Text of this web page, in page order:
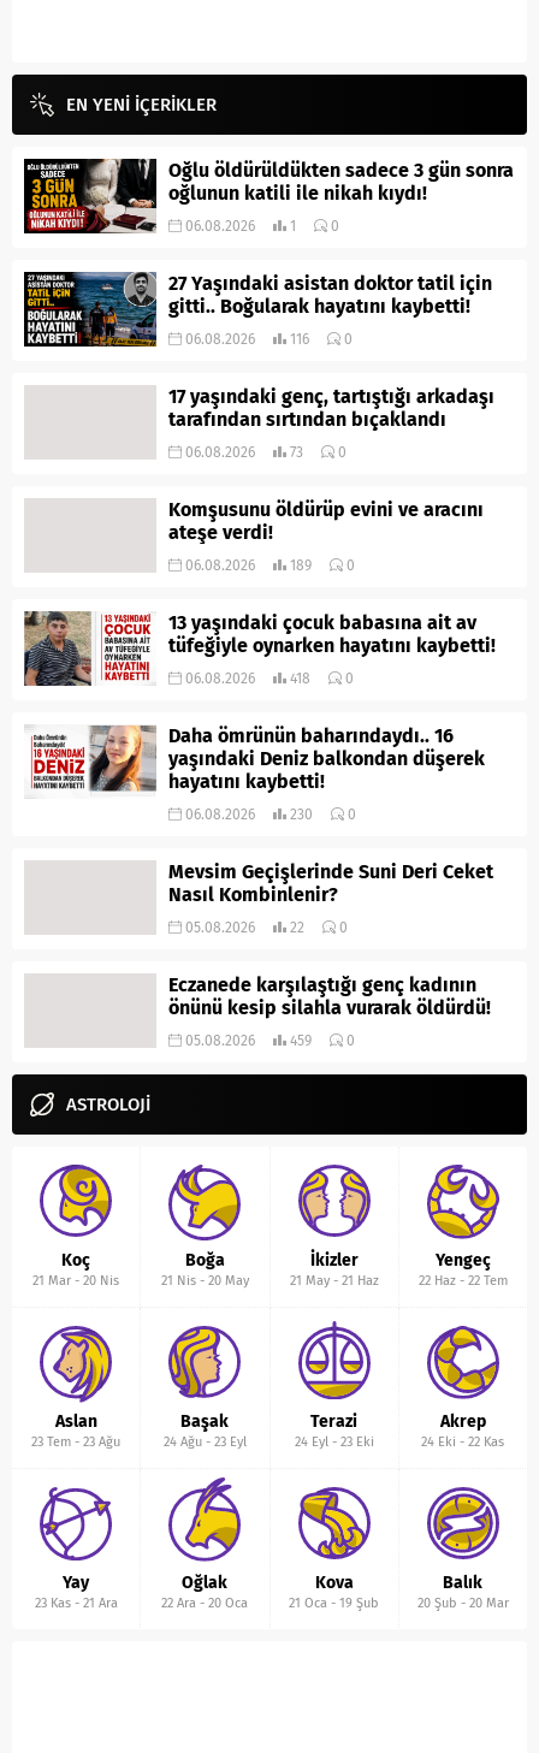
EN YENİ İÇERİKLER
Oğlu öldürüldükten sadece 3 gün sonra
oğlunun katili ile nikah kıydı!
06.08.2026 1 0
27 Yaşındaki asistan doktor tatil için
gitti.. Boğularak hayatını kaybetti!
06.08.2026 116 0
17 yaşındaki genç, tartıştığı arkadaşı
tarafından sırtından bıçaklandı
06.08.2026 73 0
Komşusunu öldürüp evini ve aracını
ateşe verdi!
06.08.2026 189 0
13 yaşındaki çocuk babasına ait av
tüfeğiyle oynarken hayatını kaybetti!
06.08.2026 418 0
Daha ömrünün baharındaydı.. 16
yaşındaki Deniz balkondan düşerek
hayatını kaybetti!
06.08.2026 230 0
Mevsim Geçişlerinde Suni Deri Ceket
Nasıl Kombinlenir?
05.08.2026 22 0
Eczanede karşılaştığı genç kadının
önünü kesip silahla vurarak öldürdü!
05.08.2026 459 0
ASTROLOJİ
Koç
21 Mar -20 Nis
Boğa
21 Nis- 20 May
İkizler
21 May- 21 Haz
Yengeç
22 Haz- 22 Tem
Aslan
23 Tem -23 Ağu
Başak
24 Ağu- 23 Eyl
Terazi
24 Eyl- 23 Eki
Akrep
24 Eki -22 Kas
Yay
23 Kas- 21 Ara
Oğlak
22 Ara -20 Oca
Kova
21 Oca -19 Şub
Balık
20 Şub - 20 Mar